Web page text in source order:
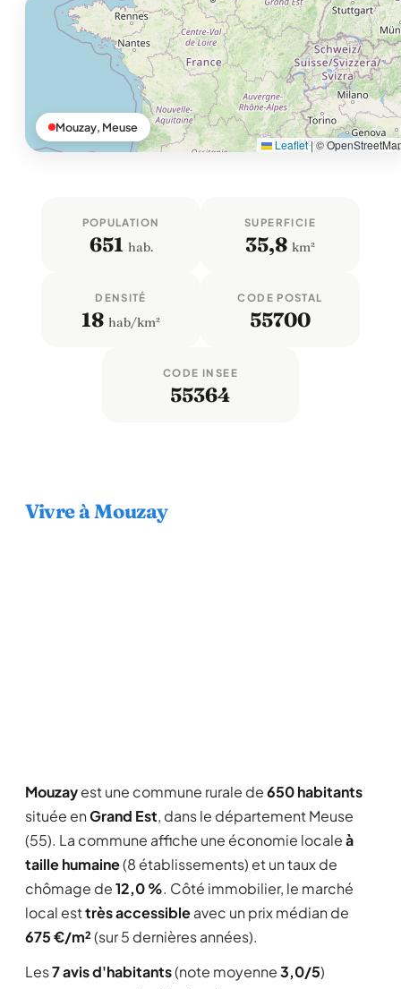
Leaflet|©
Mouzay, Meuse
POPULATION
651 hab.
SUPERFICIE
35,8 km²
DENSITÉ
18 hab/km²
CODE POSTAL
55700
CODE INSEE
55364
Vivre à Mouzay
Mouzayest une commune rurale de650 habitants
située enGrand Est, dans le département Meuse
(55). La commune affiche une économie localeà
taille humaine(8 établissements) et un taux de
chômage de12,0 %. Côté immobilier, le marché
local esttrès accessibleavec un prix médian de
675 €/m²(sur 5 dernières années).
Les7 avis d'habitants(note moyenne3,0/5)